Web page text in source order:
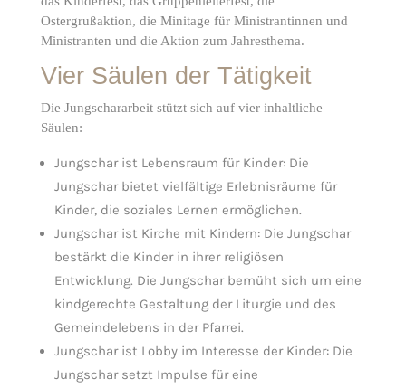
Ostergrußaktion, die Minitage für Ministrantinnen und
Ministranten und die Aktion zum Jahresthema.
Vier Säulen der Tätigkeit
Die Jungschararbeit stützt sich auf vier inhaltliche
Säulen:
Jungschar ist Lebensraum für Kinder: Die
Jungschar bietet vielfältige Erlebnisräume für
Kinder, die soziales Lernen ermöglichen.
Jungschar ist Kirche mit Kindern: Die Jungschar
bestärkt die Kinder in ihrer religiösen
Entwicklung. Die Jungschar bemüht sich um eine
kindgerechte Gestaltung der Liturgie und des
Gemeindelebens in der Pfarrei.
Jungschar ist Lobby im Interesse der Kinder: Die
Jungschar setzt Impulse für eine